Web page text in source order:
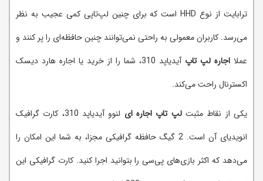
ترابایت از نوع HHD است که برای چنین لپ‌تاپی کمی عجیب به نظر
می‌رسد. کاربران معمولی به راحتی نمی‌توانند چنین حافظه‌ای را پر کنند و
عملا اجاره لپ تاپ
آیدیاپد 310، شما را از خرید یا اجاره هارد دیسک
اکسترنال راحت می‌کند.
یکی از نقاط مثبتلپ تاپ اجاره ای
لنوو آیدیاپد 310، کارت گرافیک
انویدیای آن است. 2 گیگ حافظه گرافیکی مجزا، به شما این امکان را
می‌دهد که اکثر بازی‌های پی‌سی را بتوانید اجرا کنید. کارت گرافیکی این